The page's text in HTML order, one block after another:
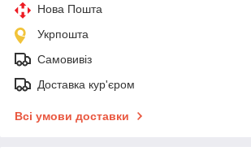
Нова Пошта
Укрпошта
Самовивіз
Доставка кур'єром
Всі умови доставки